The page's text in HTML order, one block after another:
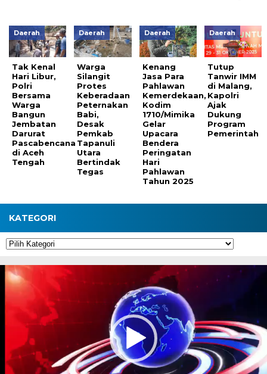
Daerah
Tak Kenal
Hari Libur,
Polri
Bersama
Warga
Bangun
Jembatan
Darurat
Pascabencana
di Aceh
Tengah
Daerah
Warga
Silangit
Protes
Keberadaan
Peternakan
Babi,
Desak
Pemkab
Tapanuli
Utara
Bertindak
Tegas
Daerah
Kenang
Jasa Para
Pahlawan
Kemerdekaan,
Kodim
1710/Mimika
Gelar
Upacara
Bendera
Peringatan
Hari
Pahlawan
Tahun 2025
Daerah
Tutup
Tanwir IMM
di Malang,
Kapolri
Ajak
Dukung
Program
Pemerintah
KATEGORI
Kategori
Pemutar
Video